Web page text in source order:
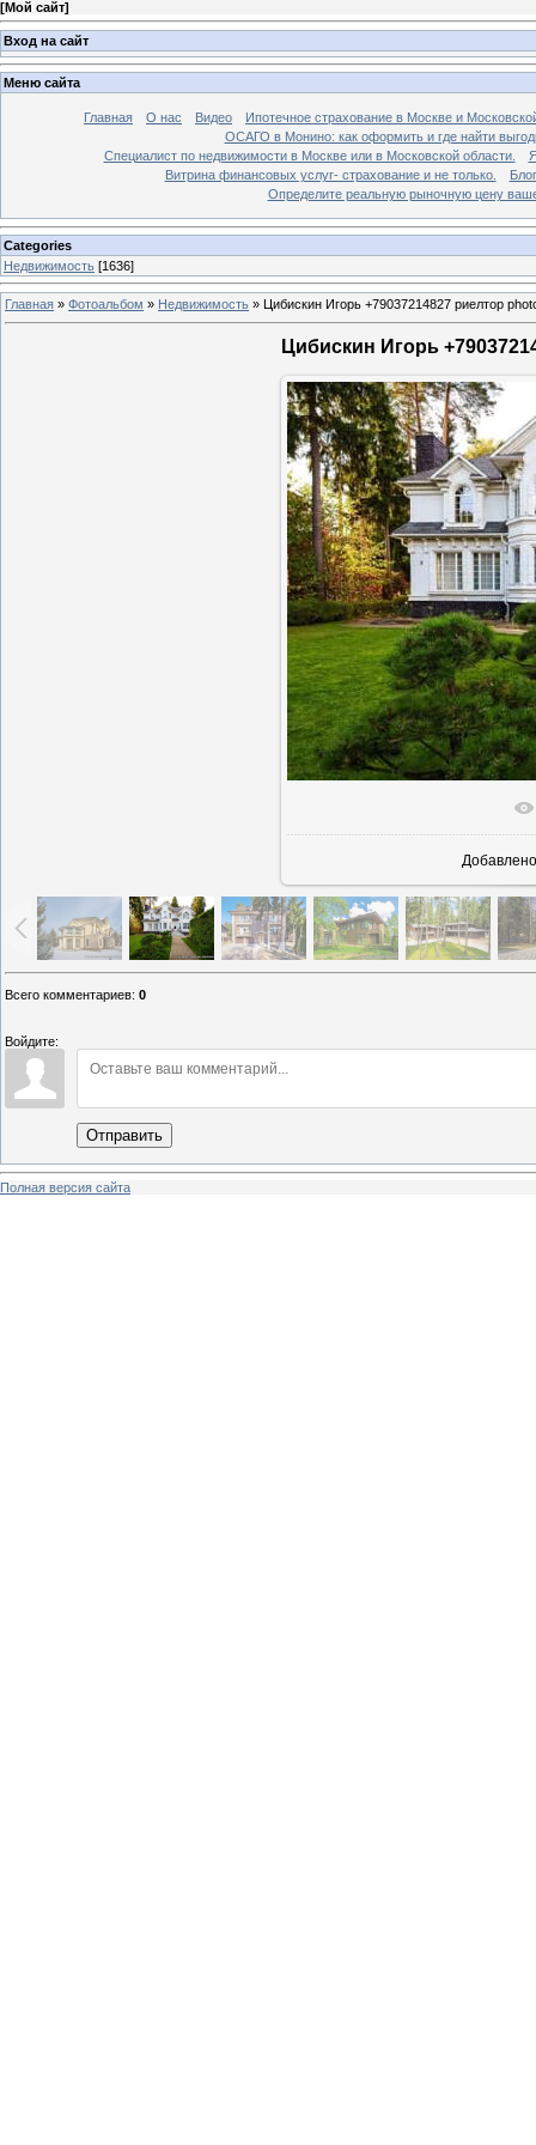
[Мой сайт]
Вход на сайт
Меню сайта
Главная О нас Видео
Ипотечное страхование в Москве и
ОСАГО в Монино: как оформить и где найти
Специалист по недвижимости в Москве или в Московской области.
Витрина финансовых услуг- страхование и не только.
Блог
Определите реальную рыночную цену
Categories
Недвижимость [1636]
Главная » Фотоальбом » Недвижимость » Цибискин Игорь +79037214827 риелтор
Цибискин Игорь
В
Добавлено
Всего комментариев: 0
Войдите:
Отправить
Полная версия сайта